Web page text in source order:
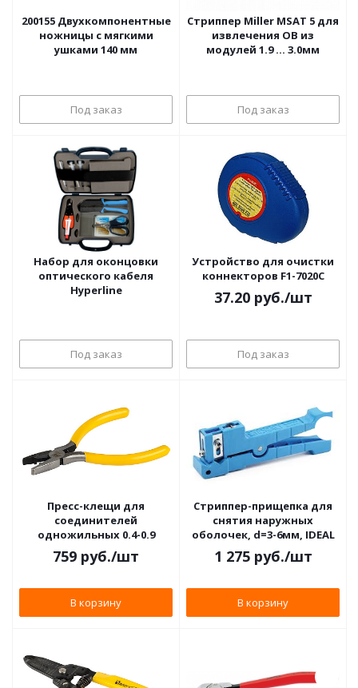
200155 Двухкомпонентные
ножницы с мягкими
ушками 140 мм
Под заказ
Стриппер Miller MSAT 5 для
извлечения ОВ из
модулей 1.9 ... 3.0мм
Под заказ
Набор для оконцовки
оптического кабеля
Hyperline
Под заказ
Устройство для очистки
коннекторов F1-7020C
37.20руб./шт
Под заказ
Пресс-клещи для
соединителей
одножильных 0.4-0.9
759 руб./шт
В корзину
Стриппер-прищепка для
снятия наружных
оболочек, d=3-6мм, IDEAL
1 275руб./шт
В корзину